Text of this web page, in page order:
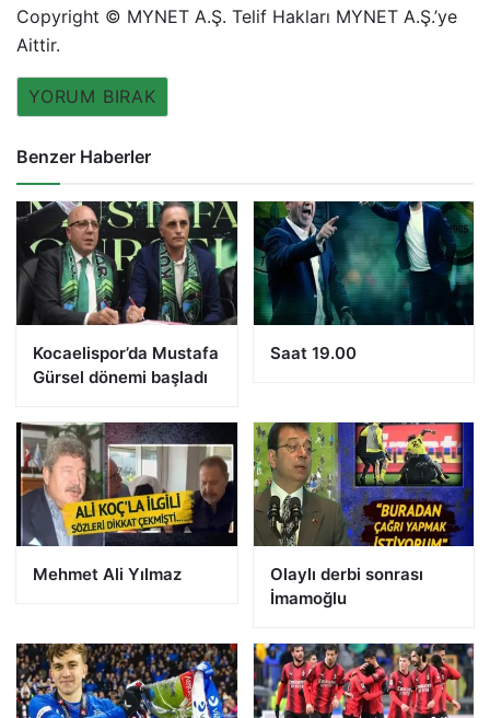
Copyright © MYNET A.Ş. Telif Hakları MYNET A.Ş.’ye
Aittir.
YORUM BIRAK
Benzer Haberler
Kocaelispor’da Mustafa
Gürsel dönemi başladı
Saat 19.00
Mehmet Ali Yılmaz
Olaylı derbi sonrası
İmamoğlu